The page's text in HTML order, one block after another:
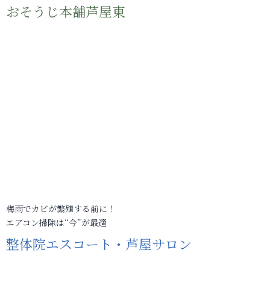
おそうじ本舗芦屋東
梅雨でカビが繁殖する前に！
エアコン掃除は“今”が最適
整体院エスコート・芦屋サロン